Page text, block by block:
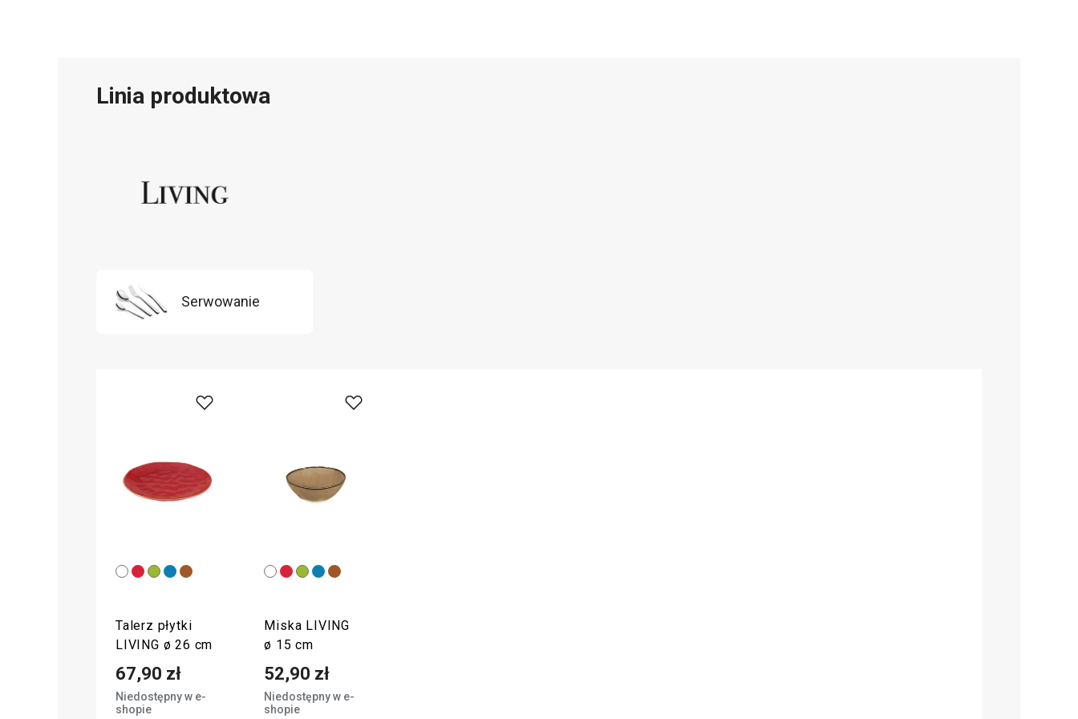
Linia produktowa
Serwowanie
Talerz płytki
LIVING ø 26 cm
67,90 zł
Niedostępny w e-
shopie
Miska LIVING
ø 15 cm
52,90 zł
Niedostępny w e-
shopie